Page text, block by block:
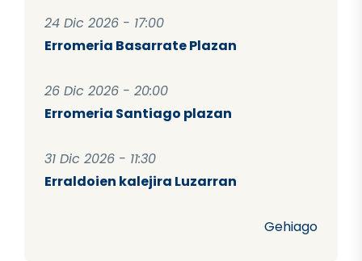
24 Dic 2026 - 17:00
Erromeria Basarrate Plazan
26 Dic 2026 - 20:00
Erromeria Santiago plazan
31 Dic 2026 - 11:30
Erraldoien kalejira Luzarran
Gehiago